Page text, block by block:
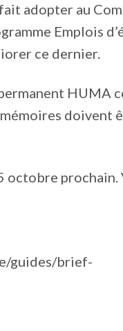
adopter au
Emplois
ce dernier.
HUMA
doivent
octobre
guides/brief-